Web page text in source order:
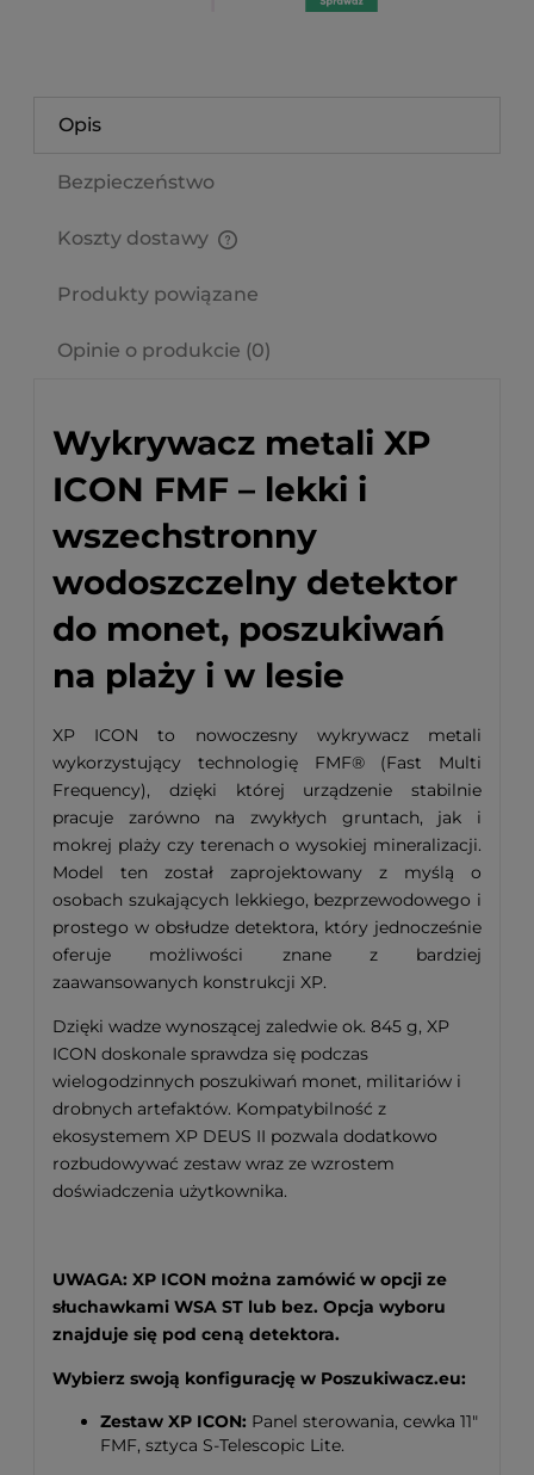
Opis
Bezpieczeństwo
Koszty dostawy
Produkty powiązane
Opinie o produkcie (0)
Wykrywacz metali XP
ICON FMF – lekki i
wszechstronny
wodoszczelny detektor
do monet, poszukiwań
na plaży i w lesie
XP ICON to nowoczesny wykrywacz metali
wykorzystujący technologię FMF® (Fast Multi
Frequency), dzięki której urządzenie stabilnie
pracuje zarówno na zwykłych gruntach, jak i
mokrej plaży czy terenach o wysokiej mineralizacji.
Model ten został zaprojektowany z myślą o
osobach szukających lekkiego, bezprzewodowego i
prostego w obsłudze detektora, który jednocześnie
oferuje możliwości znane z bardziej
zaawansowanych konstrukcji XP.
Dzięki wadze wynoszącej zaledwie ok. 845 g, XP
ICON doskonale sprawdza się podczas
wielogodzinnych poszukiwań monet, militariów i
drobnych artefaktów. Kompatybilność z
ekosystemem XP DEUS II pozwala dodatkowo
rozbudowywać zestaw wraz ze wzrostem
doświadczenia użytkownika.
UWAGA: XP ICON można zamówić w opcji ze
słuchawkami WSA ST lub bez. Opcja wyboru
znajduje się pod ceną detektora.
Wybierz swoją konfigurację w Poszukiwacz.eu:
Zestaw XP ICON: Panel sterowania, cewka 11"
FMF, sztyca S-Telescopic Lite.